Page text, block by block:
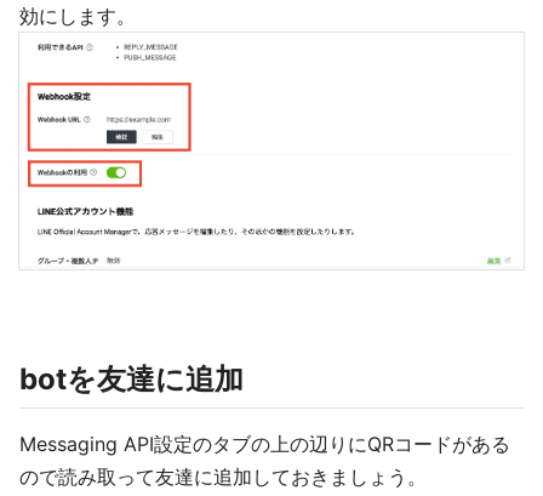
効にします。
botを友達に追加
Messaging API設定のタブの上の辺りにQRコードがある
ので読み取って友達に追加しておきましょう。